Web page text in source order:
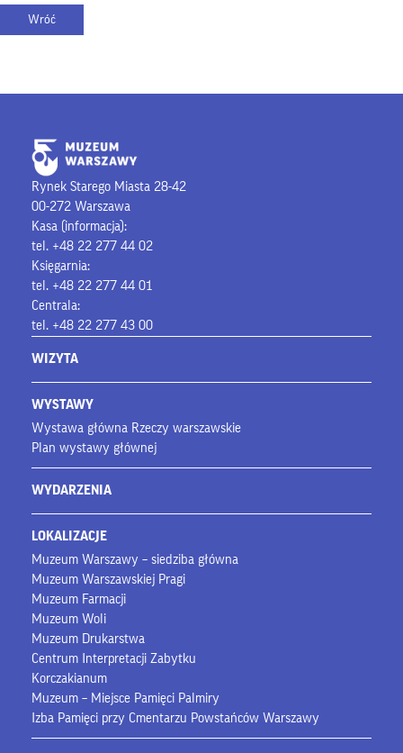
Rynek Starego Miasta 28-42
00-272 Warszawa
Kasa (informacja):
tel. +48 22 277 44 02
Księgarnia:
tel. +48 22 277 44 01
Centrala:
tel. +48 22 277 43 00
WIZYTA
WYSTAWY
Wystawa główna Rzeczy warszawskie
Plan wystawy głównej
WYDARZENIA
LOKALIZACJE
Muzeum Warszawy – siedziba główna
Muzeum Warszawskiej Pragi
Muzeum Farmacji
Muzeum Woli
Muzeum Drukarstwa
Centrum Interpretacji Zabytku
Korczakianum
Muzeum – Miejsce Pamięci Palmiry
Izba Pamięci przy Cmentarzu Powstańców Warszawy